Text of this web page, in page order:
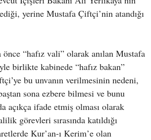
yerine Mustafa Çiftçi’nin atandığı
“hafız vali” olarak anılan Mustafa
birlikte kabinede “hafız bakan”
bu unvanın verilmesinin nedeni,
sona ezbere bilmesi ve bunu
açıkça ifade etmiş olması olarak
görevleri sırasında katıldığı
Kur’an-ı Kerim’e olan